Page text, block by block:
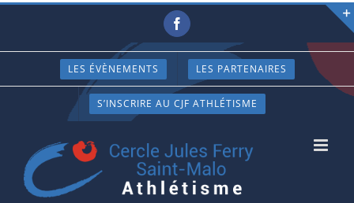
Passer
contenu
Facebook
LES ÉVÈNEMENTS LES PARTENAIRES
S’INSCRIRE AU CJF ATHLÉTISME